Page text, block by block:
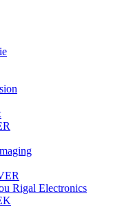
Rigal Electronics